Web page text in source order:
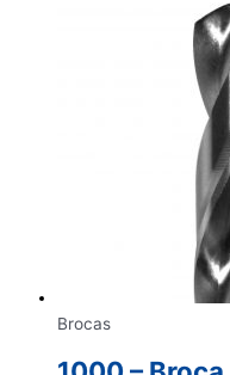
Brocas